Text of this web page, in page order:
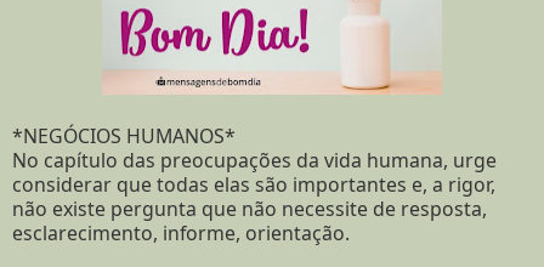
*NEGÓCIOS HUMANOS*
No capítulo das preocupações da vida humana, urge
considerar que todas elas são importantes e, a rigor,
não existe pergunta que não necessite de resposta,
esclarecimento, informe, orientação.